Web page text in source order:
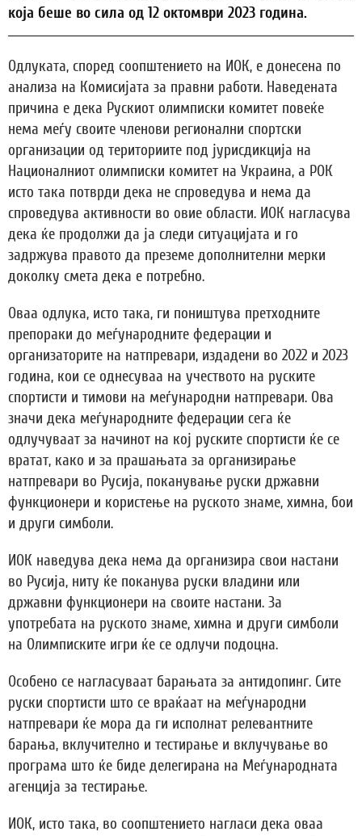
која беше во сила од 12 октомври 2023 година.
Одлуката, според соопштението на ИОК, е донесена по
анализа на Комисијата за правни работи. Наведената
причина е дека Рускиот олимписки комитет повеќе
нема меѓу своите членови регионални спортски
организации од териториите под јурисдикција на
Националниот олимписки комитет на Украина, а РОК
исто така потврди дека не спроведува и нема да
спроведува активности во овие области. ИОК нагласува
дека ќе продолжи да ја следи ситуацијата и го
задржува правото да преземе дополнителни мерки
доколку смета дека е потребно.
Оваа одлука, исто така, ги поништува претходните
препораки до меѓународните федерации и
организаторите на натпревари, издадени во 2022 и 2023
година, кои се однесуваа на учеството на руските
спортисти и тимови на меѓународни натпревари. Ова
значи дека меѓународните федерации сега ќе
одлучуваат за начинот на кој руските спортисти ќе се
вратат, како и за прашањата за организирање
натпревари во Русија, поканување руски државни
функционери и користење на руското знаме, химна, бои
и други симболи.
ИОК наведува дека нема да организира свои настани
во Русија, ниту ќе поканува руски владини или
државни функционери на своите настани. За
употребата на руското знаме, химна и други симболи
на Олимписките игри ќе се одлучи подоцна.
Особено се нагласуваат барањата за антидопинг. Сите
руски спортисти што се враќаат на меѓународни
натпревари ќе мора да ги исполнат релевантните
барања, вклучително и тестирање и вклучување во
програма што ќе биде делегирана на Меѓународната
агенција за тестирање.
ИОК, исто така, во соопштението нагласи дека оваа